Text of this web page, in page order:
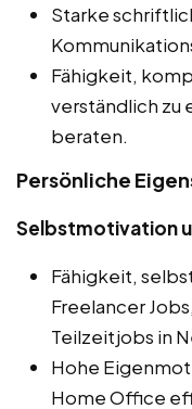
Starke
Fähigkeit,
verständlich zu
beraten.
Persönliche
Selbstmotivation
Fähigkeit,
Freelancer
Teilzeitjobs in
Hohe
Home Office